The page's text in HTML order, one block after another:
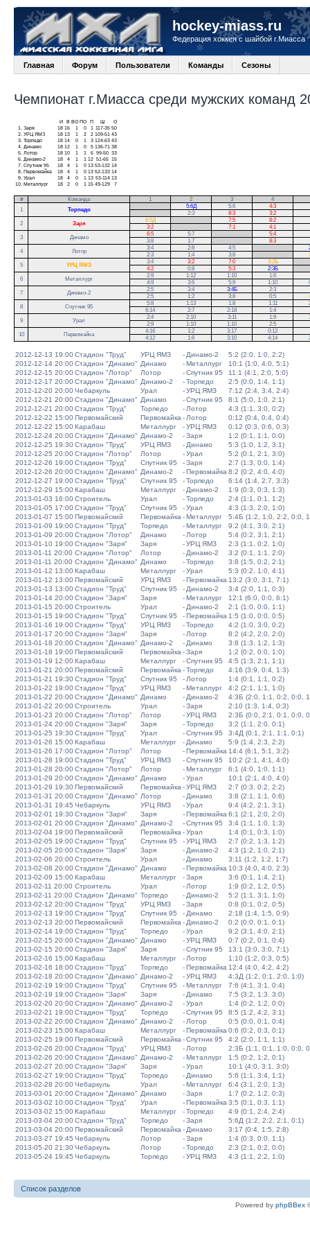
hockey-miass.ru
Федерация хоккея с шайбой г.Миасса
Главная Форум Пользователи Команды Сезоны
Чемпионат г.Миасса среди мужских команд
И В ВО ПО П
О
1.
Заря 18 16 1 0 1 117-35 50
2. УРЦ ЯМЗ 18 13 1 2 2 109-51 43
3. Торпедо 18 14 0 1 3 124-63 43
4.
Динамо 18 12 1 0 5 136-71 38
5. Лотор 18 10 1 1 6 99-50 33
6.
Динамо-2 18 4 1 1 12 51-65 15
7. Спутник 95 18 4 1 0 13 53-132 14
8.
Первомайка 18 4 1 0 13 52-133 14
9. Урал 18 4 0 1 13 53-114 13
10.
Металлург 18 2 0 1 15 49-129 7
# Команда 1 2 3
4
1
Торпедо
5:6Д 5:6
4:3
2:3 8:3
3:2
2
Заря
6:5Д 7:5
8:2
3:2
7:1
4:1
3
Динамо
6:5 5:7
5:4
3:8
1:7
8:3
4
Лотор
3:4 2:8 4:5
2:3
1:4 3:8
5
УРЦ ЯМЗ
3:4 3:2 7:0 3:2Б
4:2
0:8 5:3 2:3Б
6
Металлург
2:9 1:12 1:10
1:6
4:9
3:6 5:9 1:10
7
Динамо-2
2:5 3:4 3:4Б
2:3
2:5
1:2 3:8 0:5
8
Спутник 95
5:8 1:13 1:8 1:11
6:14
2:7 2:18
1:4
9
Урал
2:4 2:10 3:11 1:9
2:9
1:10 1:10
2:5
10
Первомайка
4:16 1:2 3:17
0:12
4:12
1:6 3:10 4:14
2012-12-13 19:00Стадион "Труд" УРЦ ЯМЗ - Динамо-2
5:2 (2:0, 1:0, 2:2)
2012-12-14 20:00Стадион "Динамо" Динамо -Металлург
10:1 (1:0, 4:0, 5:1)
2012-12-15 20:00Стадион "Лотор" Лотор -Спутник 95
11:1 (4:1, 2:0, 5:0)
2012-12-17 20:00Стадион "Динамо" Динамо-2 -Торпедо
2:5 (0:0, 1:4, 1:1)
2012-12-20 20:00Чебаркуль Урал -УРЦ ЯМЗ
7:12 (2:4, 3:4, 2:4)
2012-12-21 20:00Стадион "Динамо" Динамо -Спутник 95
8:1 (5:0, 1:0, 2:1)
2012-12-21 20:00Стадион "Труд" Торпедо - Лотор
4:3 (1:1, 3:0, 0:2)
2012-12-22 15:00Первомайский Первомайка - Лотор
0:12 (0:4, 0:4, 0:4)
2012-12-22 15:00Карабаш Металлург -УРЦ ЯМЗ
0:12 (0:3, 0:6, 0:3)
2012-12-24 20:00Стадион "Динамо" Динамо-2 -Заря
1:2 (0:1, 1:1, 0:0)
2012-12-25 19:30Стадион "Труд" УРЦ ЯМЗ - Динамо
5:3 (1:0, 1:2, 3:1)
2012-12-25 20:00Стадион "Лотор" Лотор -Урал
5:2 (0:1, 2:1, 3:0)
2012-12-26 19:00Стадион "Труд" Спутник 95 -Заря
2:7 (1:3, 0:0, 1:4)
2012-12-26 20:00Стадион "Динамо" Динамо-2 -Первомайка 8:2 (0:2, 4:0, 4:0)
2012-12-27 19:00Стадион "Труд" Спутник 95 -Торпедо
6:14 (1:4, 2:7, 3:3)
2012-12-29 15:00Карабаш Металлург - Динамо-2
1:9 (0:3, 0:3, 1:3)
2013-01-03 16:00Строитель Урал -Торпедо
2:4 (1:1, 0:1, 1:2)
2013-01-05 17:00Стадион "Труд" Спутник 95 -Урал
4:3 (1:3, 2:0, 1:0)
2013-01-07 15:00Первомайский Первомайка -Металлург
5:4Б (1:2, 1:0, 2:2, 0:0,
2013-01-09 19:00Стадион "Труд" Торпедо -Металлург
9:2 (4:1, 3:0, 2:1)
2013-01-09 20:00Стадион "Лотор" Динамо - Лотор
5:4 (0:2, 3:1, 2:1)
2013-01-10 19:00Стадион "Заря" Заря -УРЦ ЯМЗ
2:3 (1:1, 0:2, 1:0)
2013-01-11 20:00 Стадион "Лотор" Лотор - Динамо-2
3:2 (0:1, 1:1, 2:0)
2013-01-11 20:00 Стадион "Динамо" Динамо -Торпедо
3:8 (1:5, 0:2, 2:1)
2013-01-12 13:00Карабаш Металлург -Урал
5:3 (0:2, 1:0, 4:1)
2013-01-12 13:00Первомайский УРЦ ЯМЗ -Первомайка 13:2 (3:0, 3:1, 7:1)
2013-01-13 13:00Стадион "Труд" Спутник 95 - Динамо-2
3:4 (2:0, 1:1, 0:3)
2013-01-14 20:00Стадион "Заря" Заря -Металлург
12:1 (6:0, 0:0, 6:1)
2013-01-15 20:00Строитель Урал - Динамо-2
2:1 (1:0, 0:0, 1:1)
2013-01-15 19:00Стадион "Труд" Спутник 95 -Первомайка 1:5 (1:0, 0:0, 0:5)
2013-01-16 19:00Стадион "Труд" УРЦ ЯМЗ -Торпедо
4:2 (1:0, 3:0, 0:2)
2013-01-17 20:00Стадион "Заря" Заря - Лотор
8:2 (4:2, 2:0, 2:0)
2013-01-18 20:00Стадион "Динамо" Динамо-2 - Динамо
3:8 (1:3, 1:2, 1:3)
2013-01-18 19:00Первомайский Первомайка -Заря
1:2 (0:2, 0:0, 1:0)
2013-01-19 12:00Карабаш Металлург -Спутник 95
4:5 (1:3, 2:1, 1:1)
2013-01-21 20:00Первомайский Первомайка -Торпедо
4:16 (3:9, 0:4, 1:3)
2013-01-21 19:30Стадион "Труд" Спутник 95 - Лотор
1:4 (0:1, 1:1, 0:2)
2013-01-22 19:00Стадион "Труд" УРЦ ЯМЗ -Металлург
4:2 (2:1, 1:1, 1:0)
2013-01-22 20:00Стадион "Динамо" Динамо - Динамо-2
4:3Б (2:0, 1:1, 0:2, 0:0,
2013-01-22 20:00Строитель Урал -Заря
2:10 (1:3, 1:4, 0:3)
2013-01-23 20:00Стадион "Лотор" Лотор -УРЦ ЯМЗ
2:3Б (0:0, 2:1, 0:1, 0:0,
2013-01-24 20:00Стадион "Заря" Заря -Торпедо
3:2 (1:1, 2:0, 0:1)
2013-01-25 19:30Стадион "Труд" Урал -Спутник 95
3:4Д (0:1, 2:1, 1:1, 0:1)
2013-01-26 15:00Карабаш Металлург - Динамо
5:9 (1:4, 2:3, 2:2)
2013-01-26 17:00Стадион "Лотор" Лотор -Первомайка 14:4 (6:1, 5:1, 3:2)
2013-01-28 19:00Стадион "Труд" УРЦ ЯМЗ -Спутник 95
10:2 (2:1, 4:1, 4:0)
2013-01-28 20:00Стадион "Лотор" Лотор -Металлург
6:1 (4:0, 1:0, 1:1)
2013-01-29 20:00Стадион "Динамо" Динамо -Урал
10:1 (2:1, 4:0, 4:0)
2013-01-29 19:30Первомайский Первомайка -УРЦ ЯМЗ
2:7 (0:3, 0:2, 2:2)
2013-01-31 20:00Стадион "Динамо" Лотор - Динамо
3:8 (2:1, 1:1, 0:6)
2013-01-31 19:45 Чебаркуль УРЦ ЯМЗ -Урал
9:4 (4:2, 2:1, 3:1)
2013-02-01 19:30Стадион "Заря" Заря -Первомайка 6:1 (2:1, 2:0, 2:0)
2013-02-01 20:00Стадион "Динамо" Динамо-2 -Спутник 95
3:4 (1:1, 1:0, 1:3)
2013-02-04 19:00Первомайский Первомайка -Урал
1:4 (0:1, 0:3, 1:0)
2013-02-05 19:00Стадион "Труд" Спутник 95 -УРЦ ЯМЗ
2:7 (0:2, 1:3, 1:2)
2013-02-05 20:00Стадион "Заря" Заря - Динамо-2
4:3 (1:2, 1:0, 2:1)
2013-02-06 20:00Строитель Урал - Динамо
3:11 (1:2, 1:2, 1:7)
2013-02-08 20:00Стадион "Динамо" Динамо -Первомайка 10:3 (4:0, 4:0, 2:3)
2013-02-09 15:00Карабаш Металлург -Заря
3:6 (0:1, 1:4, 2:1)
2013-02-11 20:00 Строитель Урал - Лотор
1:9 (0:2, 1:2, 0:5)
2013-02-11 20:00 Стадион "Динамо" Торпедо - Динамо-2
5:2 (1:1, 3:1, 1:0)
2013-02-12 20:00Стадион "Труд" УРЦ ЯМЗ -Заря
0:8 (0:1, 0:2, 0:5)
2013-02-13 19:00Стадион "Труд" Спутник 95 - Динамо
2:18 (1:4, 1:5, 0:9)
2013-02-13 20:00Первомайский Первомайка - Динамо-2
0:2 (0:0, 0:1, 0:1)
2013-02-14 19:00Стадион "Труд" Торпедо -Урал
9:2 (3:1, 4:0, 2:1)
2013-02-15 20:00Стадион "Динамо" Динамо -УРЦ ЯМЗ
0:7 (0:2, 0:1, 0:4)
2013-02-15 20:00Стадион "Заря" Заря -Спутник 95
13:1 (3:0, 3:0, 7:1)
2013-02-16 15:00Карабаш Металлург - Лотор
1:10 (1:2, 0:3, 0:5)
2013-02-16 18:00Стадион "Труд" Торпедо -Первомайка 12:4 (4:0, 4:2, 4:2)
2013-02-18 20:00Стадион "Динамо" Динамо-2 -УРЦ ЯМЗ
4:3Д (1:2, 0:1, 2:0, 1:0)
2013-02-19 19:00Стадион "Труд" Спутник 95 -Металлург
7:6 (4:1, 3:1, 0:4)
2013-02-19 19:00Стадион "Заря" Заря - Динамо
7:5 (3:2, 1:3, 3:0)
2013-02-20 20:00Стадион "Динамо" Динамо-2 -Урал
1:4 (0:2, 1:2, 0:0)
2013-02-21 19:00Стадион "Труд" Торпедо -Спутник 95
8:5 (1:2, 4:2, 3:1)
2013-02-22 20:00Стадион "Динамо" Динамо-2 - Лотор
0:5 (0:0, 0:1, 0:4)
2013-02-23 15:00Карабаш Металлург -Первомайка 0:6 (0:2, 0:3, 0:1)
2013-02-25 19:00Первомайский Первомайка -Спутник 95
4:2 (2:0, 1:1, 1:1)
2013-02-26 20:00Стадион "Труд" УРЦ ЯМЗ - Лотор
2:3Б (1:1, 0:1, 1:0, 0:0,
2013-02-26 20:00Стадион "Динамо" Динамо-2 -Металлург
1:5 (0:2, 1:2, 0:1)
2013-02-27 20:00Стадион "Заря" Заря -Урал
10:1 (4:0, 3:1, 3:0)
2013-02-27 19:00Стадион "Труд" Торпедо - Динамо
5:6 (1:1, 3:4, 1:1)
2013-02-28 20:00Чебаркуль Урал -Металлург
6:4 (3:1, 2:0, 1:3)
2013-03-01 20:00Стадион "Динамо" Динамо -Заря
1:7 (0:2, 1:2, 0:3)
2013-03-02 10:00Стадион "Труд" Урал -Первомайка 3:5 (0:1, 0:3, 1:1)
2013-03-02 15:00Карабаш Металлург -Торпедо
4:9 (0:1, 2:4, 2:4)
2013-03-04 20:00Стадион "Труд" Торпедо -Заря
5:6Д (1:2, 2:2, 2:1, 0:1)
2013-03-04 20:00Первомайский Первомайка - Динамо
3:17 (0:4, 1:5, 2:8)
2013-03-27 19:45 Чебаркуль Лотор -Заря
1:4 (0:3, 0:0, 1:1)
2013-05-20 21:30Чебаркуль Лотор -Торпедо
2:3 (2:1, 0:2, 0:0)
2013-05-24 19:45 Чебаркуль Торпедо -УРЦ ЯМЗ 4:3 (1:1, 2:2, 1:0)
Список разделов
Powered by phpBBex